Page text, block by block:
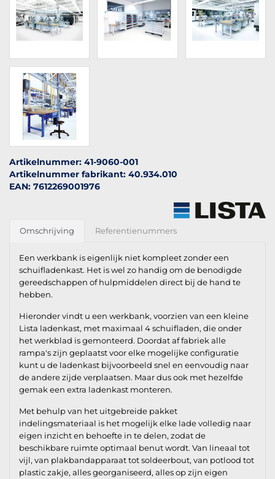
Artikelnummer: 41-9060-001
Artikelnummer fabrikant: 40.934.010
EAN: 7612269001976
Omschrijving Referentienummers
Een werkbank is eigenlijk niet kompleet zonder een
schuifladenkast. Het is wel zo handig om de benodigde
gereedschappen of hulpmiddelen direct bij de hand te
hebben.
Hieronder vindt u een werkbank, voorzien van een kleine
Lista ladenkast, met maximaal 4 schuifladen, die onder
het werkblad is gemonteerd. Doordat af fabriek alle
rampa's zijn geplaatst voor elke mogelijke configuratie
kunt u de ladenkast bijvoorbeeld snel en eenvoudig naar
de andere zijde verplaatsen. Maar dus ook met hezelfde
gemak een extra ladenkast monteren.
Met behulp van het uitgebreide pakket
indelingsmateriaal is het mogelijk elke lade volledig naar
eigen inzicht en behoefte in te delen, zodat de
beschikbare ruimte optimaal benut wordt. Van lineaal tot
vijl, van plakbandapparaat tot soldeerbout, van potlood tot
plastic zakje, alles georganiseerd, alles op zijn eigen